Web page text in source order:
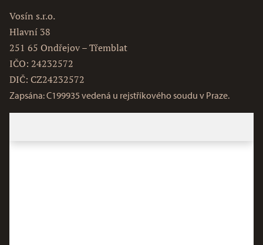
Vosín s.r.o.
Hlavní 38
251 65 Ondřejov – Třemblat
IČO: 24232572
DIČ: CZ24232572
Zapsána: C199935 vedená u rejstříkového soudu v Praze.